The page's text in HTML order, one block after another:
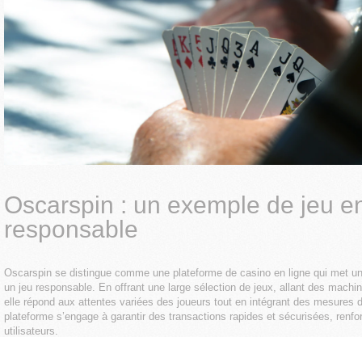
Oscarspin : un exemple de jeu
responsable
Oscarspin se distingue comme une plateforme de casino en ligne qui met
un jeu responsable. En offrant une large sélection de jeux, allant des
elle répond aux attentes variées des joueurs tout en intégrant des mesures
plateforme s’engage à garantir des transactions rapides et sécurisées,
utilisateurs.